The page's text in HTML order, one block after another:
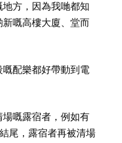
方，因為我哋都知
嘅高樓大廈、堂而
配樂都好帶動到電
嘅露宿者，例如有
尾，露宿者再被清場